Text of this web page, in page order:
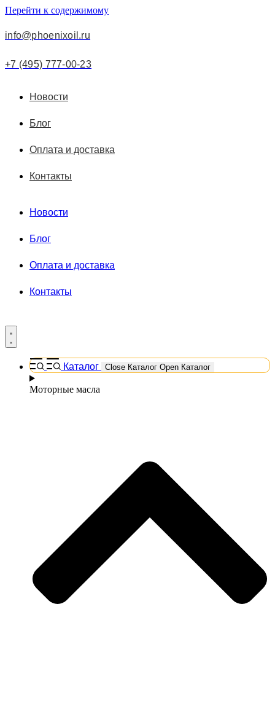
Перейти к содержимому
info@phoenixoil.ru
+7 (495) 777-00-23
Новости
Блог
Оплата и доставка
Контакты
Новости
Блог
Оплата и доставка
Контакты
Каталог Close Каталог Open Каталог
Моторные масла